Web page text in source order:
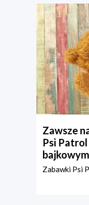
Zawsze
Psi
Zabawki Psi